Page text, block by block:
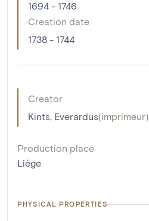
1694 - 1746
Creation date
1738 - 1744
Creator
Kints, Everardus(imprimeur)
Production place
Liège
PHYSICAL PROPERTIES